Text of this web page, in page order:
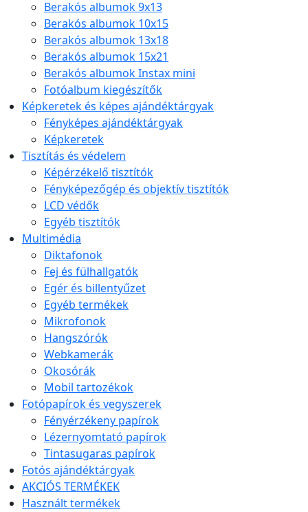
Berakós albumok 9x13
Berakós albumok 10x15
Berakós albumok 13x18
Berakós albumok 15x21
Berakós albumok Instax mini
Fotóalbum kiegészítők
Képkeretek és képes ajándéktárgyak
Fényképes ajándéktárgyak
Képkeretek
Tisztítás és védelem
Képérzékelő tisztítók
Fényképezőgép és objektív tisztítók
LCD védők
Egyéb tisztítók
Multimédia
Diktafonok
Fej és fülhallgatók
Egér és billentyűzet
Egyéb termékek
Mikrofonok
Hangszórók
Webkamerák
Okosórák
Mobil tartozékok
Fotópapírok és vegyszerek
Fényérzékeny papírok
Lézernyomtató papírok
Tintasugaras papírok
Fotós ajándéktárgyak
AKCIÓS TERMÉKEK
Használt termékek